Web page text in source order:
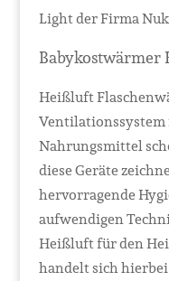
Light der Firma
Heißluft
Nahrungsmittel
diese Geräte
hervorragende
aufwendigen
Heißluft für den
handelt sich hierbei